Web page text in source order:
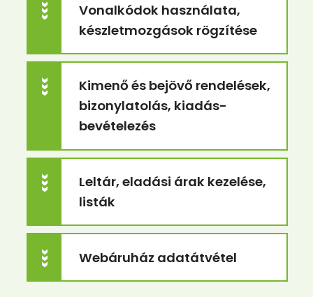
>>>
Vonalkódok használata,
készletmozgások rögzítése
>>>
Kimenő és bejövő rendelések,
bizonylatolás, kiadás-
bevételezés
>>>
Leltár, eladási árak kezelése,
listák
>>> Webáruház adatátvétel